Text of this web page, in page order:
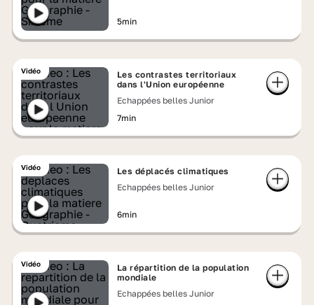
5min
Vidéo
Les contrastes territoriaux
dans l'Union européenne
Echappées belles Junior
7min
Vidéo
Les déplacés climatiques
Echappées belles Junior
6min
Vidéo
La répartition de la population
mondiale
Echappées belles Junior